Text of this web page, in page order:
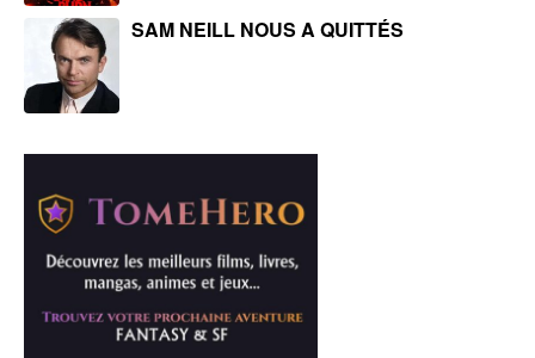
SAM NEILL NOUS A QUITTÉS